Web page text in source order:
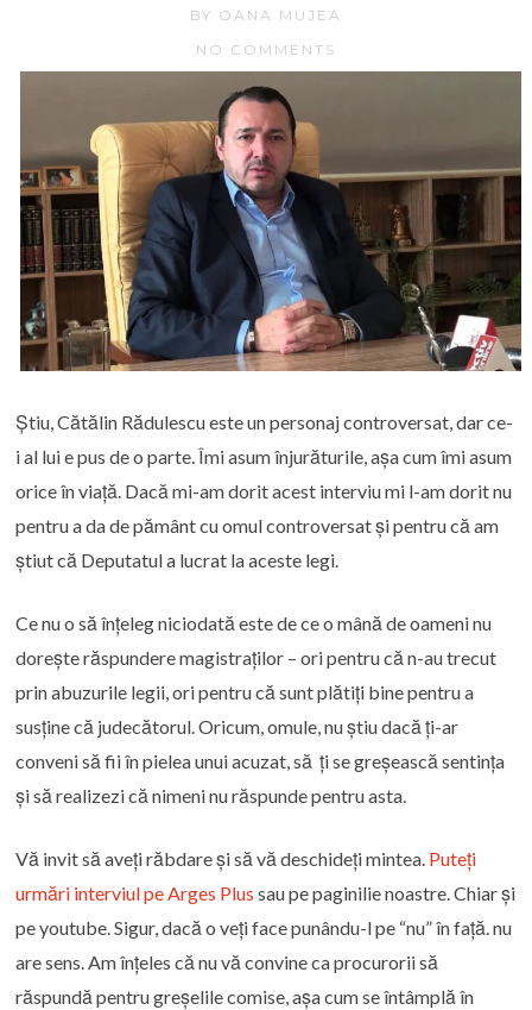
BY OANA MUJEA
NO COMMENTS
Știu, Cătălin Rădulescu este un personaj controversat, dar ce-
i al lui e pus de o parte. Îmi asum înjurăturile, așa cum îmi asum
orice în viață. Dacă mi-am dorit acest interviu mi l-am dorit nu
pentru a da de pământ cu omul controversat și pentru că am
știut că Deputatul a lucrat la aceste legi.
Ce nu o să înțeleg niciodată este de ce o mână de oameni nu
dorește răspundere magistraților – ori pentru că n-au trecut
prin abuzurile legii, ori pentru că sunt plătiți bine pentru a
susține că judecătorul. Oricum, omule, nu știu dacă ți-ar
conveni să fii în pielea unui acuzat, să ți se greșească sentința
și să realizezi că nimeni nu răspunde pentru asta.
Vă invit să aveți răbdare și să vă deschideți mintea. Puteți
urmări interviul pe Arges Plus sau pe paginilie noastre. Chiar și
pe youtube. Sigur, dacă o veți face punându-l pe “nu” în față. nu
are sens. Am înțeles că nu vă convine ca procurorii să
răspundă pentru greșelile comise, așa cum se întâmplă în